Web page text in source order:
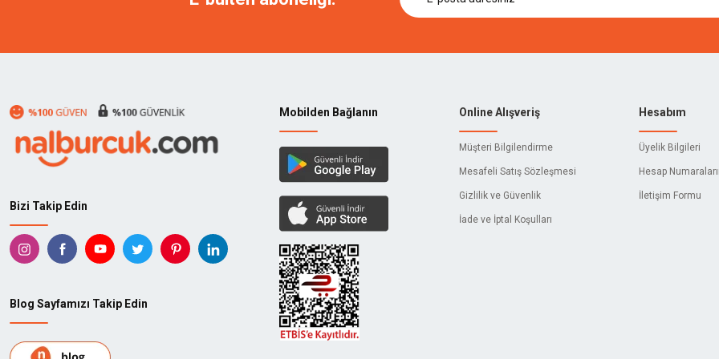
Bizi Takip Edin
Blog Sayfamızı Takip Edin
Mobilden Bağlanın Online Alışveriş
Müşteri Bilgilendirme
Mesafeli Satış Sözleşmesi
Gizlilik ve Güvenlik
İade ve İptal Koşulları
Hesabım
Üyelik Bilgileri
Hesap
İletişim Formu